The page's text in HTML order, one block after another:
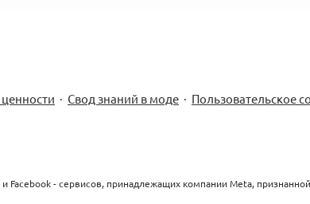
· Свод знаний в моде · Пользовательское
Facebook - сервисов, принадлежащих компании Meta,